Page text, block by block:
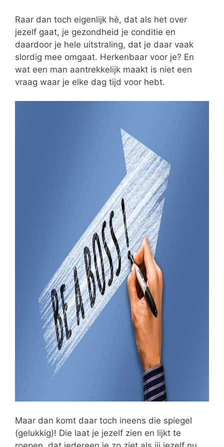
Raar dan toch eigenlijk hè, dat als het over
jezelf gaat, je gezondheid je conditie en
daardoor je hele uitstraling, dat je daar vaak
slordig mee omgaat. Herkenbaar voor je? En
wat een man aantrekkelijk maakt is niet een
vraag waar je elke dag tijd voor hebt.
Maar dan komt daar toch ineens die spiegel
(gelukkig)! Die laat je jezelf zien en lijkt te